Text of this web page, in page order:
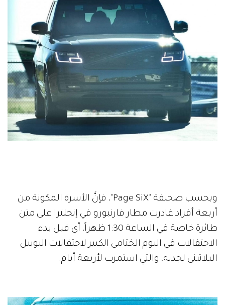
وبحسب صحيفة "Page SiX"، فإنَّ الأسرة المكونة من
أربعة أفراد غادرت مطار فارنبورو في إنجلترا على متن
طائرة خاصة في الساعة 1:30 ظهراً، أي قبل بدء
الاحتفالات في اليوم الختامي الكبير لاحتفالات اليوبيل
البلاتيني لجدته، والتي استمرت لأربعة أيام.